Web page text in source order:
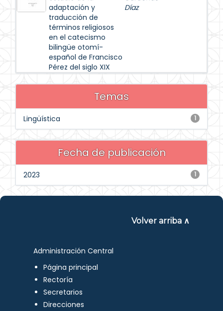
adaptación y
traducción de
términos religiosos
en el catecismo
bilingüe otomí-
español de Francisco
Pérez del siglo XIX
Díaz
Temas
1
Lingüística
Fecha de publicación
1
2023
Volver arriba ∧
Administración Central
Página principal
Rectoría
Secretarios
Direcciones